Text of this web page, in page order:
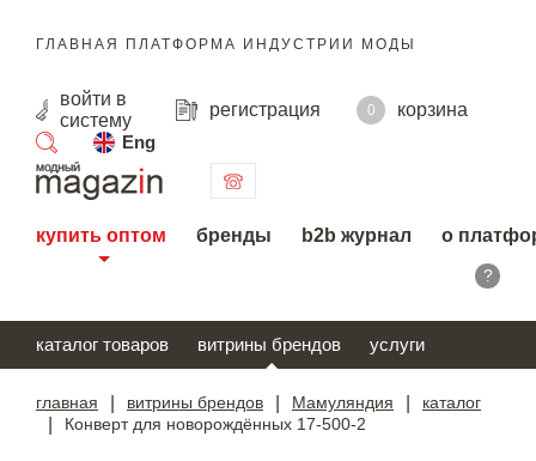
ГЛАВНАЯ ПЛАТФОРМА ИНДУСТРИИ МОДЫ
войти в
систему
регистрация 0
корзина
Eng
поиск
купить оптом бренды b2b журнал о
?
каталог товаров витрины брендов услуги
главная витрины брендов Мамуляндия каталог
Конверт для новорождённых 17-500-2